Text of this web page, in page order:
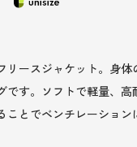
ースジャケット。身
す。ソフトで軽量、
とでベンチレーショ